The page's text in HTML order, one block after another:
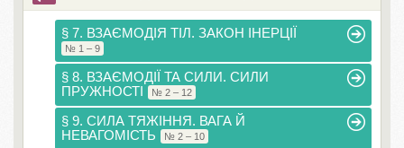
§ 7. ВЗАЄМОДІЯ ТІЛ. ЗАКОН ІНЕРЦІЇ
№ 1 – 9
§ 8. ВЗАЄМОДІЇ ТА СИЛИ. СИЛИ
ПРУЖНОСТІ
№ 2 – 12
§ 9. СИЛА ТЯЖІННЯ. ВАГА Й
НЕВАГОМІСТЬ
№ 2 – 10